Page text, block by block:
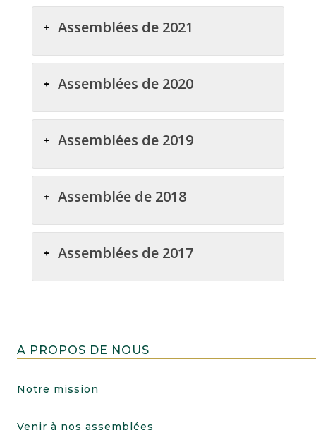
Assemblées de 2021
Assemblées de 2020
Assemblées de 2019
Assemblée de 2018
Assemblées de 2017
A PROPOS DE NOUS
Notre mission
Venir à nos assemblées